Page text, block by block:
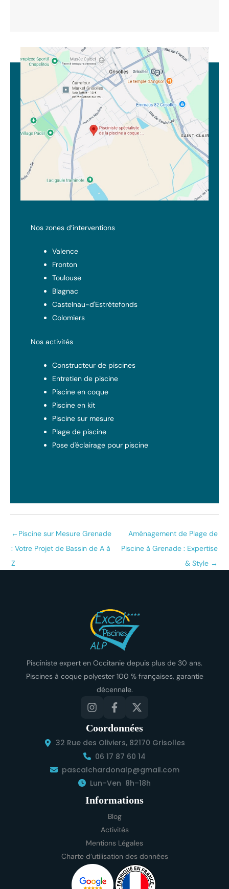
Nos zones d’interventions
Valence
Fronton
Toulouse
Blagnac
Castelnau-d'Estrétefonds
Colomiers
Nos activités
Constructeur de piscines
Entretien de piscine
Piscine en coque
Piscine en kit
Piscine sur mesure
Plage de piscine
Pose d'éclairage pour piscine
←Piscine sur Mesure Grenade
: Votre Projet de Bassin de A à
Z
Aménagement de Plage de
Piscine à Grenade : Expertise
& Style →
Pisciniste expert en Occitanie depuis plus de 30 ans.
Piscines à coque polyester 100 % françaises, garantie
décennale.
Coordonnées
32 Rue des Oliviers, 82170 Grisolles
06 17 87 60 14
pascalchardonalp@gmail.com
Lun–Ven 8h–18h
Informations
Blog
Activités
Mentions Légales
Charte d’utilisation des données